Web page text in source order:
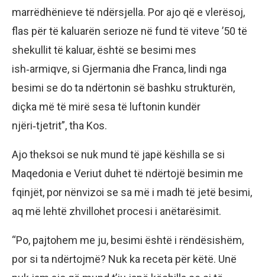
marrëdhënieve të ndërsjella. Por ajo që e vlerësoj,
flas për të kaluarën serioze në fund të viteve ’50 të
shekullit të kaluar, është se besimi mes
ish‑armiqve, si Gjermania dhe Franca, lindi nga
besimi se do ta ndërtonin së bashku strukturën,
diçka më të mirë sesa të luftonin kundër
njëri‑tjetrit”, tha Kos.
Ajo theksoi se nuk mund të japë këshilla se si
Maqedonia e Veriut duhet të ndërtojë besimin me
fqinjët, por nënvizoi se sa më i madh të jetë besimi,
aq më lehtë zhvillohet procesi i anëtarësimit.
“Po, pajtohem me ju, besimi është i rëndësishëm,
por si ta ndërtojmë? Nuk ka receta për këtë. Unë